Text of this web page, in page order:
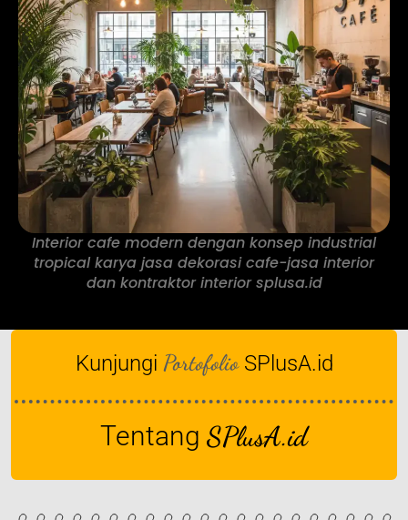
Interior cafe modern dengan konsep industrial
tropical karya jasa dekorasi cafe-jasa interior
dan kontraktor interior splusa.id
Kunjungi Portofolio SPlusA.id
Tentang SPlusA.id